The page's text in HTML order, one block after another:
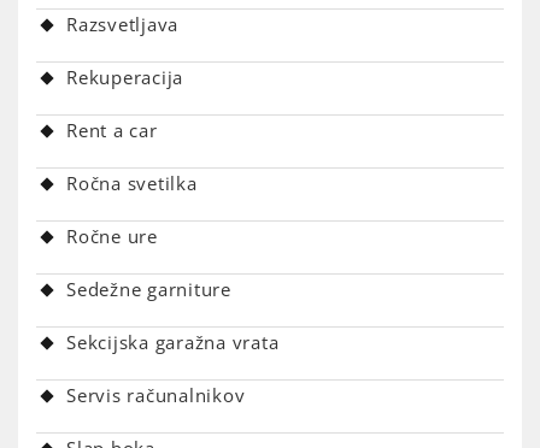
Razsvetljava
Rekuperacija
Rent a car
Ročna svetilka
Ročne ure
Sedežne garniture
Sekcijska garažna vrata
Servis računalnikov